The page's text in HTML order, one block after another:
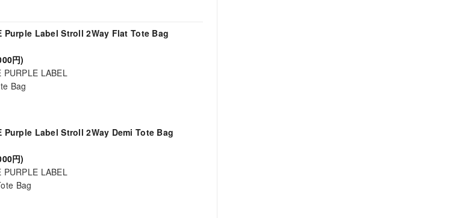
Purple Label Stroll 2Way Flat Tote Bag
円)
LABEL
Bag
Purple Label Stroll 2Way Demi Tote Bag
円)
LABEL
Bag